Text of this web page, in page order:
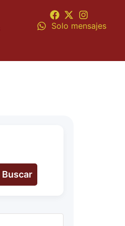
Solo mensajes
Buscar